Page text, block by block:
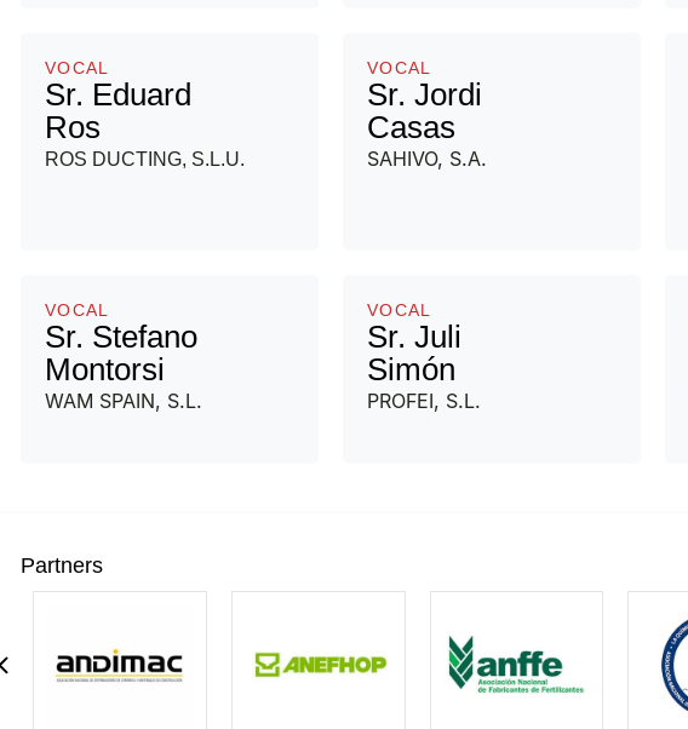
VOCAL
Sr. Eduard
Ros
ROS DUCTING, S.L.U.
VOCAL
Sr. Jordi
Casas
SAHIVO, S.A.
VOCAL
Sr. Stefano
Montorsi
WAM SPAIN, S.L.
VOCAL
Sr. Juli
Simón
PROFEI, S.L.
Partners